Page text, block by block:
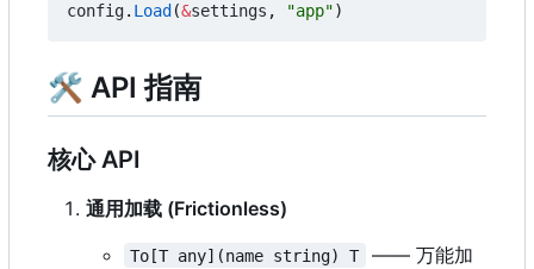
config. Load (&settings , "app")
🛠 API 指南
核心 API
通用加载 (Frictionless)
To[T any](name string) T
—— 万能加